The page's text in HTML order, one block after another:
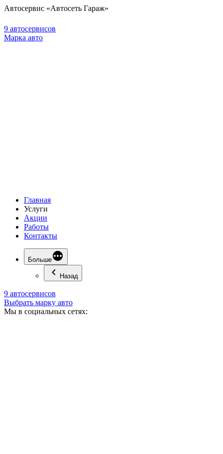
Автосервис «Автосеть Гараж»
9 автосервисов
Марка авто
Главная
Услуги
Акции
Работы
Контакты
Больше
Назад
9 автосервисов
Выбрать марку авто
Мы в социальных сетях: